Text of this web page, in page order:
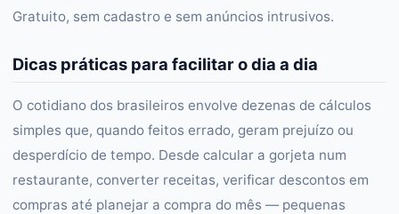
Gratuito, sem cadastro e sem anúncios intrusivos.
Dicas práticas para facilitar o dia a dia
O cotidiano dos brasileiros envolve dezenas de cálculos
simples que, quando feitos errado, geram prejuízo ou
desperdício de tempo. Desde calcular a gorjeta num
restaurante, converter receitas, verificar descontos em
compras até planejar a compra do mês — pequenas